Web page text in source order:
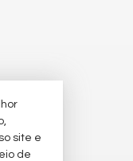
site e
de